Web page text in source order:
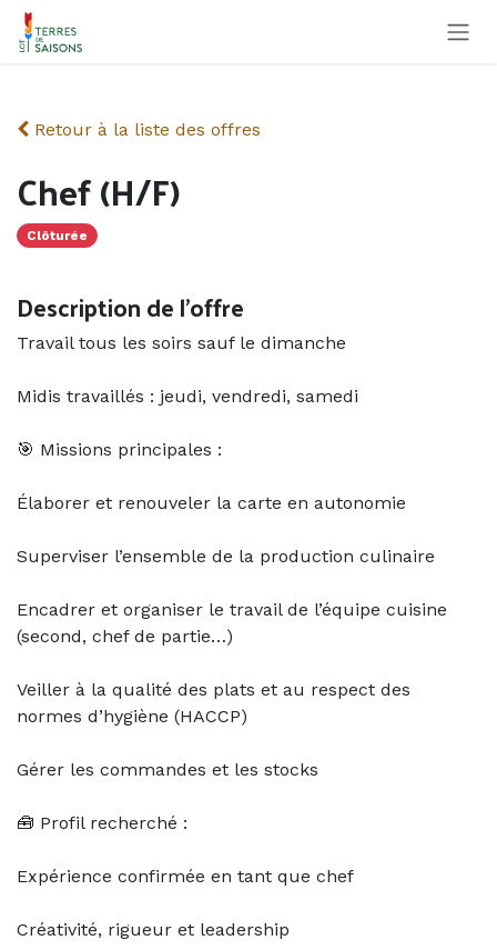
Se rendre au contenu
Retour à la liste des offres
Chef (H/F)
Clôturée
Description de l'offre
Travail tous les soirs sauf le dimanche
Midis travaillés : jeudi, vendredi, samedi
🎯 Missions principales :
Élaborer et renouveler la carte en autonomie
Superviser l’ensemble de la production culinaire
Encadrer et organiser le travail de l’équipe cuisine
(second, chef de partie…)
Veiller à la qualité des plats et au respect des
normes d’hygiène (HACCP)
Gérer les commandes et les stocks
🧰 Profil recherché :
Expérience confirmée en tant que chef
Créativité, rigueur et leadership